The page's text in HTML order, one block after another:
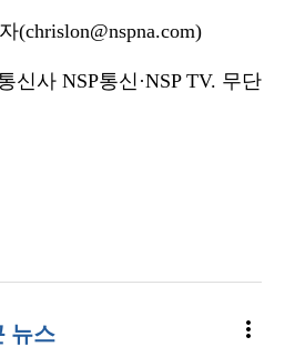
(chrislon@nspna.com)
사 NSP통신·NSP TV. 무단
뉴스 more_vert